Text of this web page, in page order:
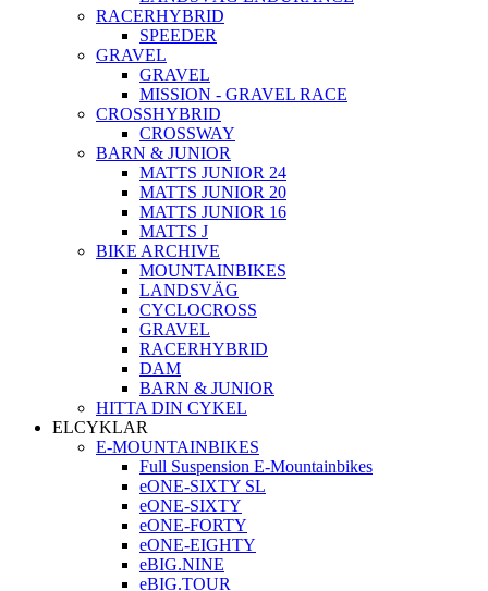
RACERHYBRID
SPEEDER
GRAVEL
GRAVEL
MISSION - GRAVEL RACE
CROSSHYBRID
CROSSWAY
BARN & JUNIOR
MATTS JUNIOR 24
MATTS JUNIOR 20
MATTS JUNIOR 16
MATTS J
BIKE ARCHIVE
MOUNTAINBIKES
LANDSVÄG
CYCLOCROSS
GRAVEL
RACERHYBRID
DAM
BARN & JUNIOR
HITTA DIN CYKEL
ELCYKLAR
E-MOUNTAINBIKES
Full Suspension E-Mountainbikes
eONE-SIXTY SL
eONE-SIXTY
eONE-FORTY
eONE-EIGHTY
eBIG.NINE
eBIG.TOUR